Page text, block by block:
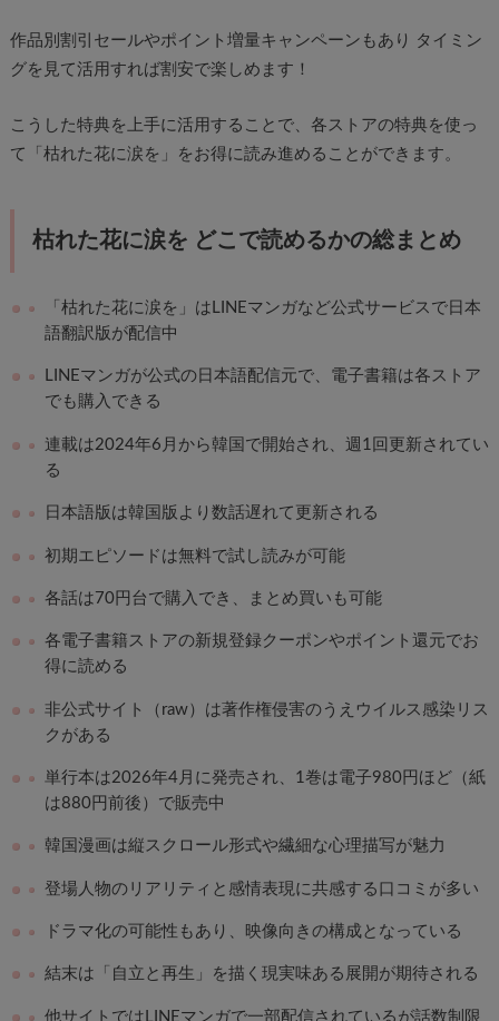
作品別割引セールやポイント増量キャンペーンもあり タイミン
グを見て活用すれば割安で楽しめます！
こうした特典を上手に活用することで、各ストアの特典を使っ
て「枯れた花に涙を」をお得に読み進めることができます。
枯れた花に涙を どこで読めるかの総まとめ
「枯れた花に涙を」はLINEマンガなど公式サービスで日本
語翻訳版が配信中
LINEマンガが公式の日本語配信元で、電子書籍は各ストア
でも購入できる
連載は2024年6月から韓国で開始され、週1回更新されてい
る
日本語版は韓国版より数話遅れて更新される
初期エピソードは無料で試し読みが可能
各話は70円台で購入でき、まとめ買いも可能
各電子書籍ストアの新規登録クーポンやポイント還元でお
得に読める
非公式サイト（raw）は著作権侵害のうえウイルス感染リス
クがある
単行本は2026年4月に発売され、1巻は電子980円ほど（紙
は880円前後）で販売中
韓国漫画は縦スクロール形式や繊細な心理描写が魅力
登場人物のリアリティと感情表現に共感する口コミが多い
ドラマ化の可能性もあり、映像向きの構成となっている
結末は「自立と再生」を描く現実味ある展開が期待される
他サイトではLINEマンガで一部配信されているが話数制限